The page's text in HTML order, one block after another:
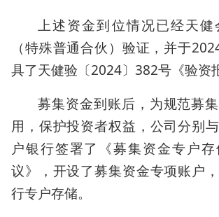
上述资金到位情况已经天
（特殊普通合伙）验证，并于
具了天健验〔2024〕382号《验资
募集资金到账后，为规范募
用，保护投资者权益，公司分别
户银行签署了《募集资金专户
议》，开设了募集资金专项账户
行专户存储。